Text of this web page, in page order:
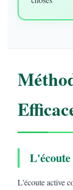
L'écoute active